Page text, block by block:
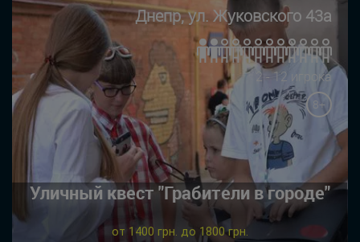
Днепр, ул. Жуковского 43а
2 - 12 игрока
8+
Уличный квест "Грабители в городе"
от 1400 грн. до 1800 грн.